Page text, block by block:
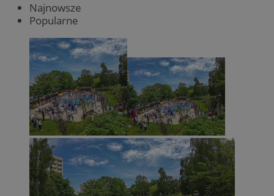
Najnowsze
Popularne